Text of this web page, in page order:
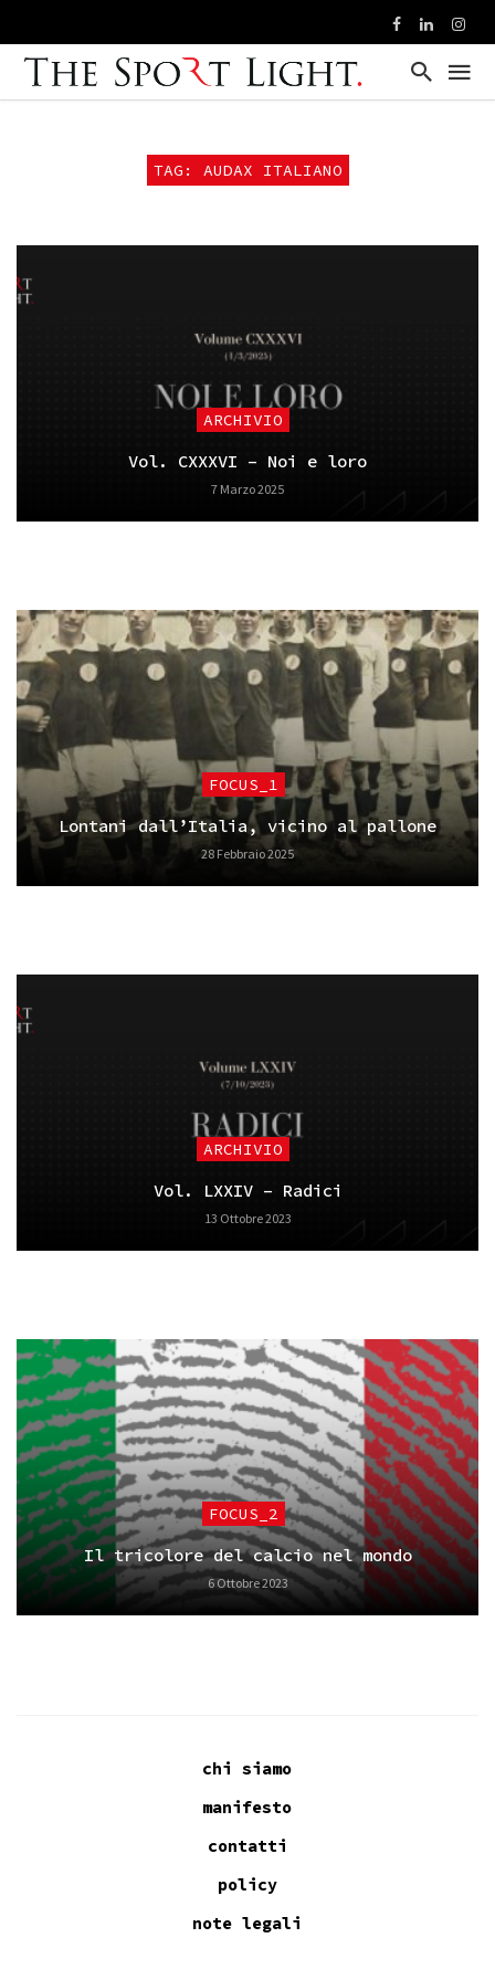
TAG: AUDAX ITALIANO
ARCHIVIO
Vol. CXXXVI – Noi e loro
7 Marzo 2025
FOCUS_1
Lontani dall’Italia, vicino al pallone
28 Febbraio 2025
ARCHIVIO
Vol. LXXIV – Radici
13 Ottobre 2023
FOCUS_2
Il tricolore del calcio nel mondo
6 Ottobre 2023
chi siamo
manifesto
contatti
policy
note legali